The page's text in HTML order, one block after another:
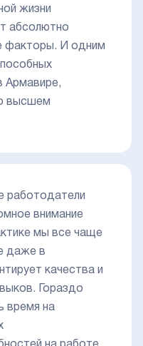
жизни
абсолютно
факторы. И одним
Армавире,
высшем
работодатели
внимание
мы все чаще
даже в
качества и
Гораздо
время на